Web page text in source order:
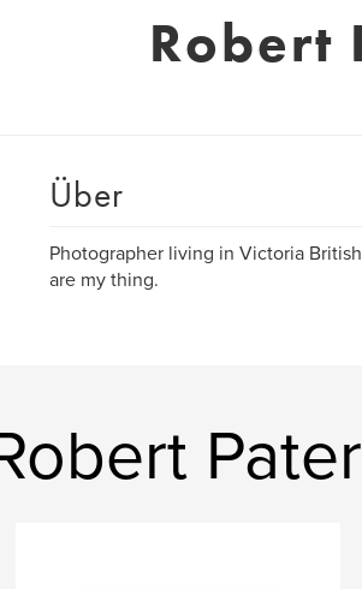
Robert
Über
Photographer living in Victoria
are my thing.